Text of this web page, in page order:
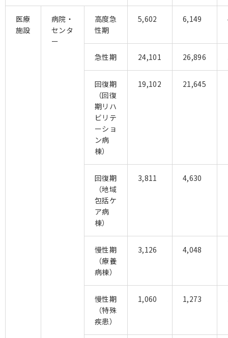
医療
施設
病院・
センタ
ー
高度急
性期
5,602 6,149
急性期 24,101 26,896
回復期
（回復
期リハ
ビリテ
ーショ
ン病
棟）
19,102 21,645
回復期
（地域
包括ケ
ア病
棟）
3,811 4,630
慢性期
（療養
病棟）
3,126 4,048
慢性期
（特殊
疾患）
1,060 1,273